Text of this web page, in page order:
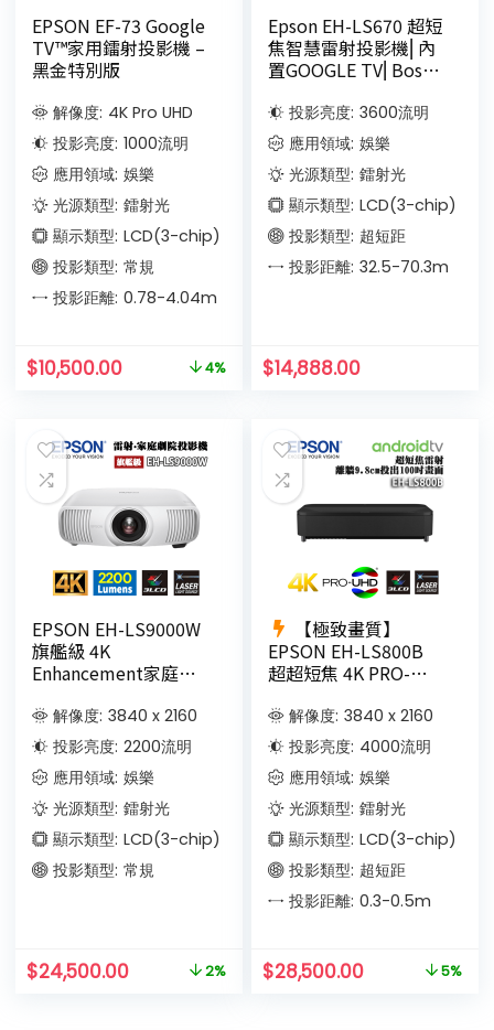
EPSON EF-73 Google
TV™家用鐳射投影機 –
黑金特別版
解像度: 4K Pro UHD
投影亮度: 1000流明
應用領域: 娛樂
光源類型: 鐳射光
顯示類型: LCD(3-chip)
投影類型: 常規
投影距離: 0.78-4.04m
$10,500.00 4%
Epson EH-LS670 超短
焦智慧雷射投影機⎜內
置GOOGLE TV⎜Bose
投影亮度: 3600流明
應用領域: 娛樂
光源類型: 鐳射光
顯示類型: LCD(3-chip)
投影類型: 超短距
投影距離: 32.5-70.3m
$14,888.00
EPSON EH-LS9000W
旗艦級 4K
Enhancement家庭影
解像度: 3840 x 2160
投影亮度: 2200流明
應用領域: 娛樂
光源類型: 鐳射光
顯示類型: LCD(3-chip)
投影類型: 常規
$24,500.00 2%
【極致畫質】
EPSON EH-LS800B
超超短焦 4K PRO-
9.8cm投100吋(黑色)
解像度: 3840 x 2160
投影亮度: 4000流明
應用領域: 娛樂
光源類型: 鐳射光
顯示類型: LCD(3-chip)
投影類型: 超短距
投影距離: 0.3-0.5m
$28,500.00 5%